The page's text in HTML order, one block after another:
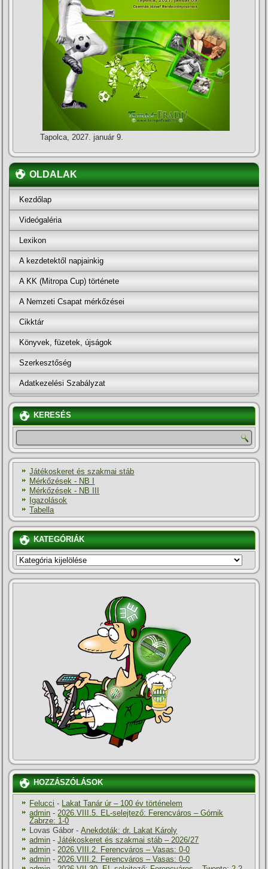
Tapolca, 2027. január 9.
OLDALAK
Kezdőlap
Videógaléria
Lexikon
A kezdetektől napjainkig
A KK (Mitropa Cup) története
A Nemzeti Csapat mérkőzései
Cikktár
Könyvek, füzetek, újságok
Szerkesztőség
Adatkezelési Szabályzat
KERESÉS
Játékoskeret és szakmai stáb
Mérkőzések - NB I
Mérkőzések - NB III
Igazolások
Tabella
KATEGÓRIÁK
KATEGÓRIÁK
HOZZÁSZÓLÁSOK
Felucci - Lakat Tanár úr – 100 év történelem
admin -2026.VIII.5. EL-selejtező: Ferencváros – Górnik
Zabrze: 1-0
Lovas Gábor -Anekdoták: dr. Lakat Károly
admin -Játékoskeret és szakmai stáb – 2026/27
admin -2026.VIII.2. Ferencváros – Vasas: 0-0
admin -2026.VIII.2. Ferencváros – Vasas: 0-0